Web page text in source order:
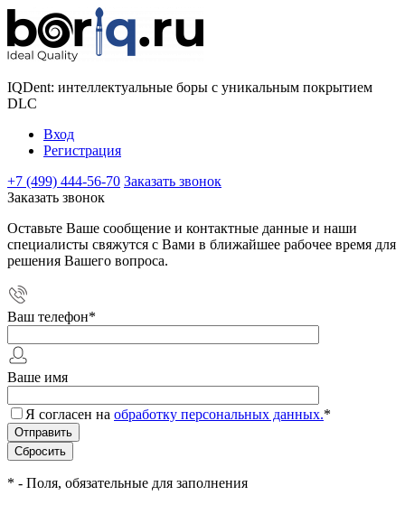
IQDent: интеллектуальные боры с уникальным покрытием
DLC
Вход
Регистрация
+7 (499) 444-56-70 Заказать звонок
Заказать звонок
Оставьте Ваше сообщение и контактные данные и наши
специалисты свяжутся с Вами в ближайшее рабочее время для
решения Вашего вопроса.
Ваш телефон*
Ваше имя
Я согласен на обработку персональных данных.*
* - Поля, обязательные для заполнения